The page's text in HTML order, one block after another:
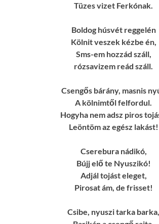
Tüzes vizet Ferkónak.
Boldog húsvét reggelén
Kölnit veszek kézbe én,
Sms-em hozzád száll,
rózsavizem reád száll.
Csengős bárány, masnis
A kölnimtől felfordul.
Hogyha nem adsz piros
Leöntöm az egész lakást!
Cserebura nádikó,
Bújj elő te Nyuszikó!
Adjál tojást eleget,
Pirosat ám, de frisset!
Csibe, nyuszi tarka barka,